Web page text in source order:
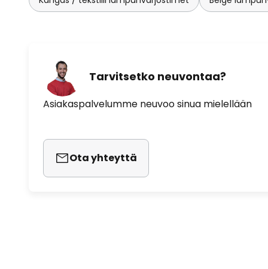
Tarvitsetko neuvontaa?
Asiakaspalvelumme neuvoo sinua mielellään
Ota yhteyttä